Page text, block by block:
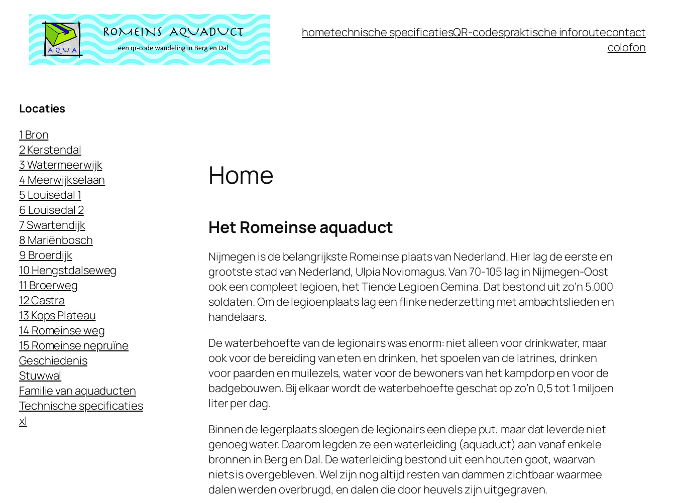
inhoud
hometechnische specificatiesQR-codespraktische inforoutecontact
colofon
Locaties
1 Bron
2 Kerstendal
3 Watermeerwijk
4 Meerwijkselaan
5 Louisedal 1
6 Louisedal 2
7 Swartendijk
8 Mariënbosch
9 Broerdijk
10 Hengstdalseweg
11 Broerweg
12 Castra
13 Kops Plateau
14 Romeinse weg
15 Romeinse nepruïne
Geschiedenis
Stuwwal
Familie van aquaducten
Technische specificaties
xl
Home
Het Romeinse aquaduct
Nijmegen is de belangrijkste Romeinse plaats van Nederland. Hier lag de eerste en
grootste stad van Nederland, Ulpia Noviomagus. Van 70-105 lag in Nijmegen-Oost
ook een compleet legioen, het Tiende Legioen Gemina. Dat bestond uit zo’n 5.000
soldaten. Om de legioenplaats lag een flinke nederzetting met ambachtslieden en
handelaars.
De waterbehoefte van de legionairs was enorm: niet alleen voor drinkwater, maar
ook voor de bereiding van eten en drinken, het spoelen van de latrines, drinken
voor paarden en muilezels, water voor de bewoners van het kampdorp en voor de
badgebouwen. Bij elkaar wordt de waterbehoefte geschat op zo’n 0,5 tot 1 miljoen
liter per dag.
Binnen de legerplaats sloegen de legionairs een diepe put, maar dat leverde niet
genoeg water. Daarom legden ze een waterleiding (aquaduct) aan vanaf enkele
bronnen in Berg en Dal. De waterleiding bestond uit een houten goot, waarvan
niets is overgebleven. Wel zijn nog altijd resten van dammen zichtbaar waarmee
dalen werden overbrugd, en dalen die door heuvels zijn uitgegraven.